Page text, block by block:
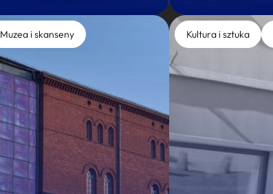
Muzea i skanseny Kultura i sztuka